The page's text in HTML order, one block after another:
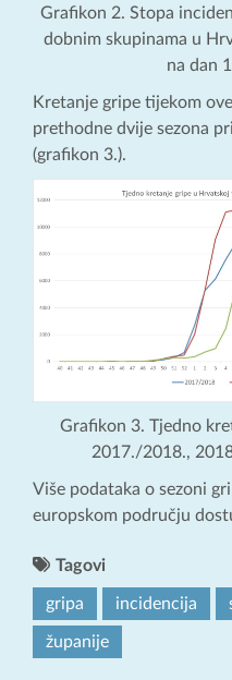
Grafikon 2. Stopa
dobnim skupinama u
na dan
Kretanje gripe tijekom
prethodne dvije sezona
(grafikon 3.).
Grafikon 3. Tjedno
2017./2018.,
Više podataka o sezoni
europskom području
Tagovi
gripa incidencija
županije